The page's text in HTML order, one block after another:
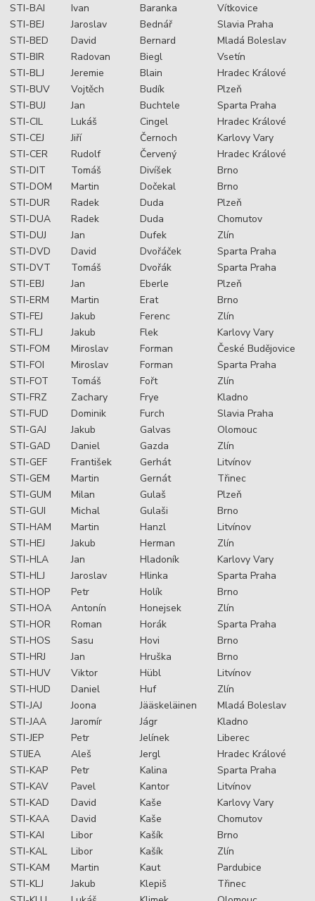
STI-BAI
Ivan Baranka
Vítkovice
STI-BEJ
Jaroslav Bednář
Slavia Praha
STI-BED
David Bernard
Mladá Boleslav
STI-BIR
Radovan Biegl
Vsetín
STI-BLJ
Jeremie Blain
Hradec Králové
STI-BUV
Vojtěch Budík
Plzeň
STI-BUJ
Jan Buchtele
Sparta Praha
STI-CIL
Lukáš Cingel
Hradec Králové
STI-CEJ
Jiří Černoch
Karlovy Vary
STI-CER
Rudolf Červený
Hradec Králové
STI-DIT
Tomáš Divíšek
Brno
STI-DOM
Martin Dočekal
Brno
STI-DUR
Radek Duda
Plzeň
STI-DUA
Radek Duda
Chomutov
STI-DUJ
Jan Dufek
Zlín
STI-DVD
David Dvořáček
Sparta Praha
STI-DVT
Tomáš Dvořák
Sparta Praha
STI-EBJ
Jan Eberle
Plzeň
STI-ERM
Martin Erat
Brno
STI-FEJ
Jakub Ferenc
Zlín
STI-FLJ
Jakub Flek
Karlovy Vary
STI-FOM
Miroslav Forman
České Budějovice
STI-FOI
Miroslav Forman
Sparta Praha
STI-FOT
Tomáš Fořt
Zlín
STI-FRZ
Zachary Frye
Kladno
STI-FUD
Dominik Furch
Slavia Praha
STI-GAJ
Jakub Galvas
Olomouc
STI-GAD
Daniel Gazda
Zlín
STI-GEF
František Gerhát
Litvínov
STI-GEM
Martin Gernát
Třinec
STI-GUM
Milan Gulaš
Plzeň
STI-GUI
Michal Gulaši
Brno
STI-HAM
Martin Hanzl
Litvínov
STI-HEJ
Jakub Herman
Zlín
STI-HLA
Jan Hladoník
Karlovy Vary
STI-HLJ
Jaroslav Hlinka
Sparta Praha
STI-HOP
Petr Holík
Brno
STI-HOA
Antonín Honejsek
Zlín
STI-HOR
Roman Horák
Sparta Praha
STI-HOS
Sasu Hovi
Brno
STI-HRJ
Jan Hruška
Brno
STI-HUV
Viktor Hübl
Litvínov
STI-HUD
Daniel Huf
Zlín
STI-JAJ
Joona Jääskeläinen
Mladá Boleslav
STI-JAA
Jaromír Jágr
Kladno
STI-JEP
Petr Jelínek
Liberec
STIJEA
Aleš Jergl
Hradec Králové
STI-KAP
Petr Kalina
Sparta Praha
STI-KAV
Pavel Kantor
Litvínov
STI-KAD
David Kaše
Karlovy Vary
STI-KAA
David Kaše
Chomutov
STI-KAI
Libor Kašík
Brno
STI-KAL
Libor Kašík
Zlín
STI-KAM
Martin Kaut
Pardubice
STI-KLJ
Jakub Klepiš
Třinec